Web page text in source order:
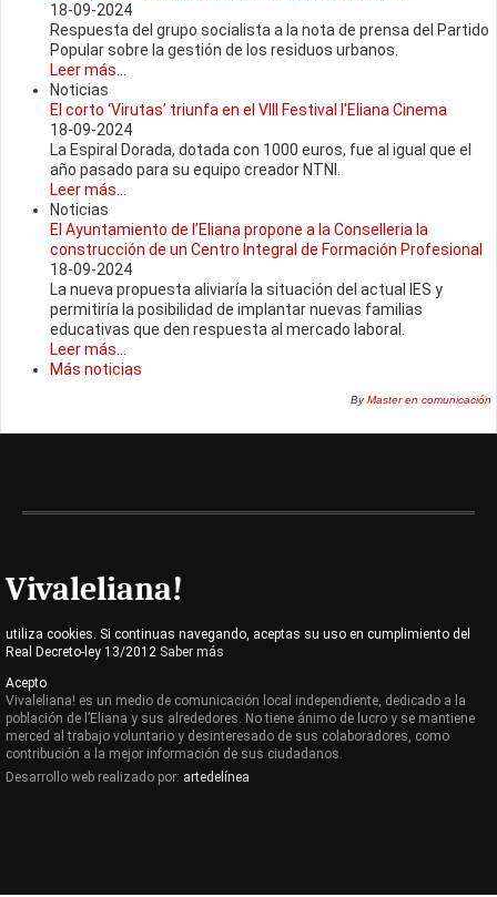
18-09-2024
Respuesta del grupo socialista a la nota de prensa del Partido
Popular sobre la gestión de los residuos urbanos.
Leer más...
Noticias
El corto ‘Virutas’ triunfa en el VIII Festival l'Eliana Cinema
18-09-2024
La Espiral Dorada, dotada con 1000 euros, fue al igual que el
año pasado para su equipo creador NTNI.
Leer más...
Noticias
El Ayuntamiento de l’Eliana propone a la Conselleria la
construcción de un Centro Integral de Formación Profesional
18-09-2024
La nueva propuesta aliviaría la situación del actual IES y
permitiría la posibilidad de implantar nuevas familias
educativas que den respuesta al mercado laboral.
Leer más...
Más noticias
ByMaster en comunicación
Vivaleliana!
utiliza cookies. Si continuas navegando, aceptas su uso en cumplimiento del
Real Decreto-ley 13/2012 Saber más
Acepto
Vivaleliana! es un medio de comunicación local independiente, dedicado a la
población de l’Eliana y sus alrededores. No tiene ánimo de lucro y se mantiene
merced al trabajo voluntario y desinteresado de sus colaboradores, como
contribución a la mejor información de sus ciudadanos.
Desarrollo web realizado por: artedelínea